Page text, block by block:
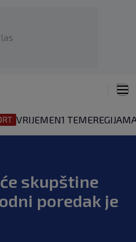
VRIJEMEN1 TEMEREGIJA
skupštine
poredak je